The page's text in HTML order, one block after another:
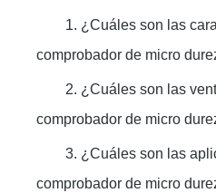
1. ¿Cuáles son las
comprobador de micro
2. ¿Cuáles son las
comprobador de micro
3. ¿Cuáles son las
comprobador de micro